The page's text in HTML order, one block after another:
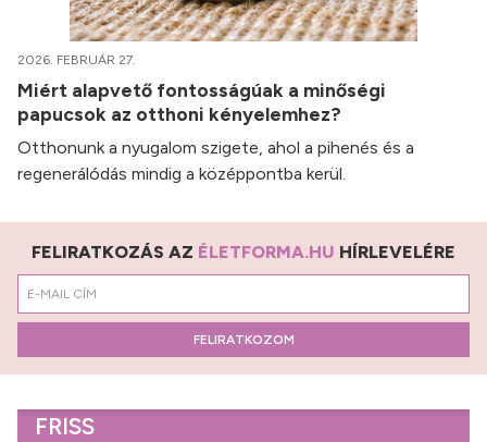
2026. FEBRUÁR 27.
Miért alapvető fontosságúak a minőségi
papucsok az otthoni kényelemhez?
Otthonunk a nyugalom szigete, ahol a pihenés és a
regenerálódás mindig a középpontba kerül.
FELIRATKOZÁS AZ ÉLETFORMA.HU HÍRLEVELÉRE
FELIRATKOZOM
FRISS